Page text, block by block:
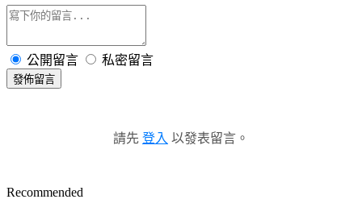
公開留言 私密留言
發佈留言
請先 登入 以發表留言。
Recommended